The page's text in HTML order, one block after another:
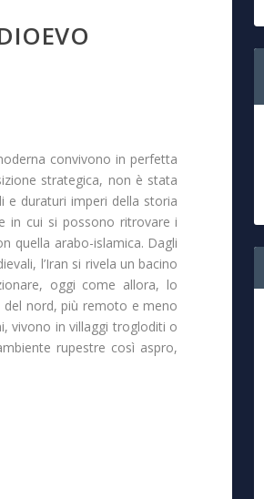
convivono in perfetta
strategica, non è stata
e duraturi imperi della storia
in cui si possono ritrovare i
quella arabo-islamica. Dagli
l’Iran si rivela un bacino
oggi come allora, lo
del nord, più remoto e meno
vivono in villaggi trogloditi o
rupestre così aspro,